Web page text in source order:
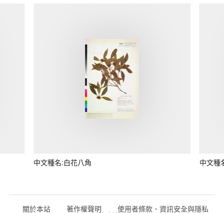
中文種名:白花八角 中文種
關於本站 著作權聲明 使用者條款、資訊安全與隱私